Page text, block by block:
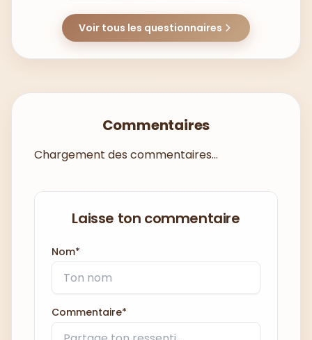
Voir tous les questionnaires
Commentaires
Chargement des commentaires...
Laisse ton commentaire
Nom*
Commentaire*